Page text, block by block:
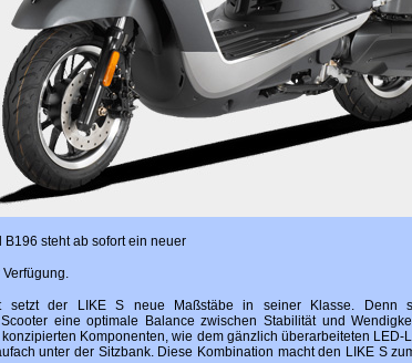
steht ab sofort ein neuer
Verfügung.
setzt der LIKE S neue Maßstäbe in seiner Klasse. Denn
eine optimale Balance zwischen Stabilität und
Komponenten, wie dem gänzlich überarbeiteten LED-
unter der Sitzbank. Diese Kombination macht den LIKE S